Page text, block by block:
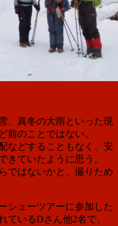
、真冬の大雨といった現
前のことではない。
などすることもなく、安
きていたように思う。
ではないかと、撮りため
シューツアーに参加した
ているDさん他2名で、